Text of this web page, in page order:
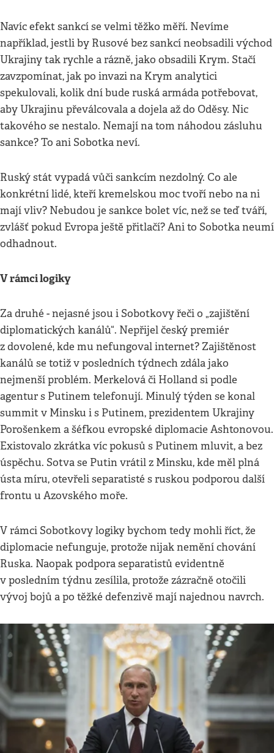
Navíc efekt sankcí se velmi těžko měří. Nevíme
například, jestli by Rusové bez sankcí neobsadili východ
Ukrajiny tak rychle a rázně, jako obsadili Krym. Stačí
zavzpomínat, jak po invazi na Krym analytici
spekulovali, kolik dní bude ruská armáda potřebovat,
aby Ukrajinu převálcovala a dojela až do Oděsy. Nic
takového se nestalo. Nemají na tom náhodou zásluhu
sankce? To ani Sobotka neví.
Ruský stát vypadá vůči sankcím nezdolný. Co ale
konkrétní lidé, kteří kremelskou moc tvoří nebo na ni
mají vliv? Nebudou je sankce bolet víc, než se teď tváří,
zvlášť pokud Evropa ještě přitlačí? Ani to Sobotka neumí
odhadnout.
V rámci logiky
Za druhé - nejasné jsou i Sobotkovy řeči o „zajištění
diplomatických kanálů“. Nepřijel český premiér
z dovolené, kde mu nefungoval internet? Zajištěnost
kanálů se totiž v posledních týdnech zdála jako
nejmenší problém. Merkelová či Holland si podle
agentur s Putinem telefonují. Minulý týden se konal
summit v Minsku i s Putinem, prezidentem Ukrajiny
Porošenkem a šéfkou evropské diplomacie Ashtonovou.
Existovalo zkrátka víc pokusů s Putinem mluvit, a bez
úspěchu. Sotva se Putin vrátil z Minsku, kde měl plná
ústa míru, otevřeli separatisté s ruskou podporou další
frontu u Azovského moře.
V rámci Sobotkovy logiky bychom tedy mohli říct, že
diplomacie nefunguje, protože nijak nemění chování
Ruska. Naopak podpora separatistů evidentně
v posledním týdnu zesílila, protože zázračně otočili
vývoj bojů a po těžké defenzivě mají najednou navrch.